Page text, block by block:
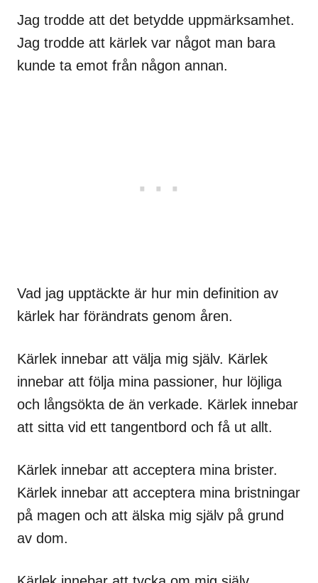
Jag trodde att det betydde uppmärksamhet.
Jag trodde att kärlek var något man bara
kunde ta emot från någon annan.
Vad jag upptäckte är hur min definition av
kärlek har förändrats genom åren.
Kärlek innebar att välja mig själv. Kärlek
innebar att följa mina passioner, hur löjliga
och långsökta de än verkade. Kärlek innebar
att sitta vid ett tangentbord och få ut allt.
Kärlek innebar att acceptera mina brister.
Kärlek innebar att acceptera mina bristningar
på magen och att älska mig själv på grund
av dom.